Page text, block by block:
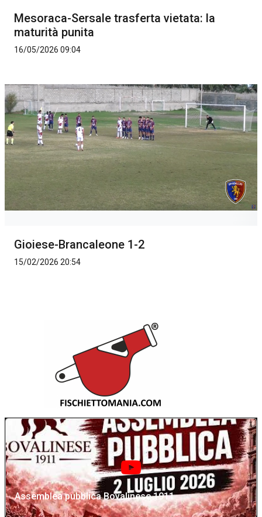
Mesoraca-Sersale trasferta vietata: la
maturità punita
16/05/2026 09:04
Gioiese-Brancaleone 1-2
15/02/2026 20:54
Assemblea pubblica Bovalinese 1911